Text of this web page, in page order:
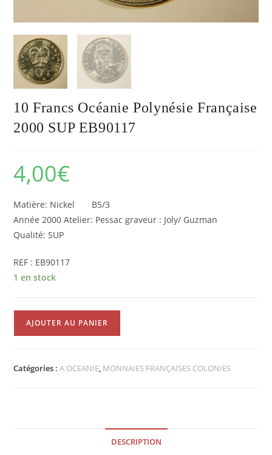
10 Francs Océanie Polynésie Française
2000 SUP EB90117
4,00€
Matière: Nickel B5/3
Année 2000 Atelier: Pessac graveur : Joly/ Guzman
Qualité: SUP
REF : EB90117
1 en stock
Francs
AJOUTER AU PANIER
Catégories :A OCEANIE, MONNAIES FRANÇAISES COLONIES
DESCRIPTION